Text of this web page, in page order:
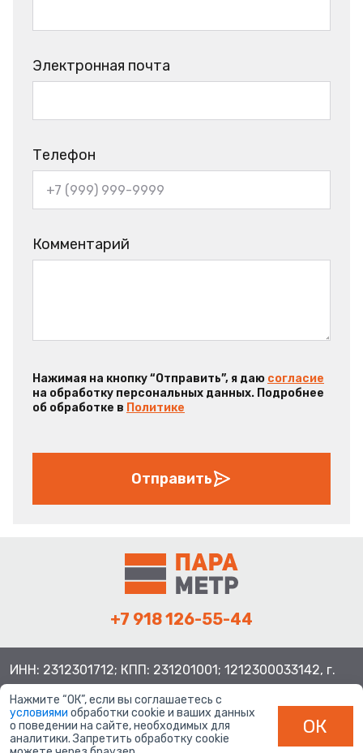
Электронная почта
Телефон
Комментарий
Нажимая на кнопку “Отправить”, я даю согласие
на обработку персональных данных. Подробнее
об обработке в Политике
Отправить
+7 918 126-55-44
ИНН: 2312301712; КПП: 231201001; 1212300033142, г.
Нажмите “ОК”, если вы соглашаетесь с
условиями обработки cookie и ваших данных
о поведении на сайте, необходимых для
аналитики. Запретить обработку cookie
ОК